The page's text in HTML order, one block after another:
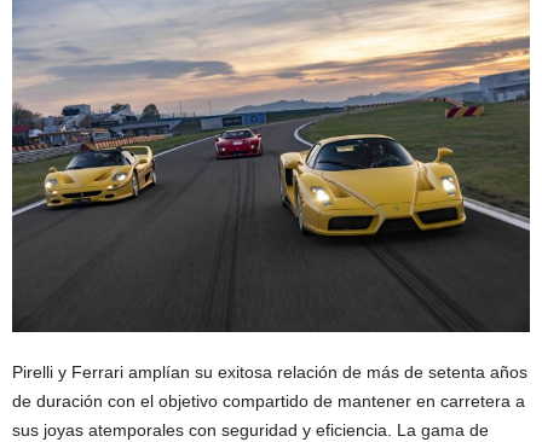
Pirelli y Ferrari amplían su exitosa relación de más de setenta años
de duración con el objetivo compartido de mantener en carretera a
sus joyas atemporales con seguridad y eficiencia. La gama de